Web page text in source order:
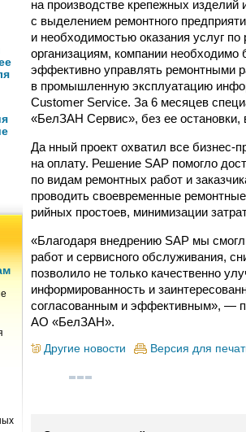
на производстве крепежных
с выделением ремонтного
и необходимостью оказания услуг
организациям, компании
эффективно управлять ремонтными
в промышленную эксплуатацию
Customer Service. За 6 месяцев
«БелЗАН Сервис», без ее остановки,
Да нный проект охватил все бизнес-
на оплату. Решение SAP помогло
по видам ремонтных работ и
проводить своевременные
рийных простоев, минимизации
«Благодаря внедрению SAP мы
работ и сервисного обслуживания,
позволило не только качественно
информированность и
согласованным и эффективным», —
АО «БелЗАН».
Другие новости Версия для